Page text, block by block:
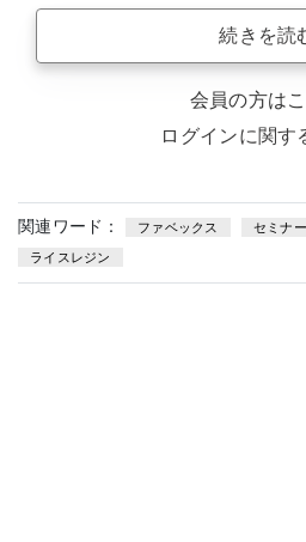
続きを読
会員の方は
ログインに関す
関連ワード： ファベックス セミナー
ライスレジン